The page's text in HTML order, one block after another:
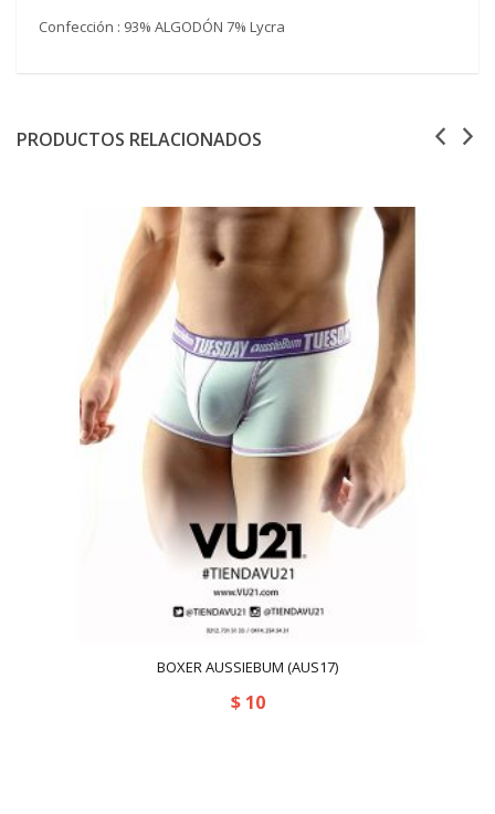
Confección : 93% ALGODÓN 7% Lycra
PRODUCTOS RELACIONADOS
BOXER AUSSIEBUM (AUS17)
$10